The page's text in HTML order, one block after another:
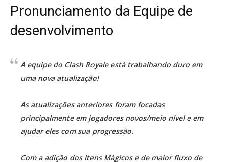
Pronunciamento da Equipe de
desenvolvimento
A equipe do Clash Royale está trabalhando duro em
uma nova atualização!
As atualizações anteriores foram focadas
principalmente em jogadores novos/meio nível e em
ajudar eles com sua progressão.
Com a adição dos Itens Mágicos e de maior fluxo de